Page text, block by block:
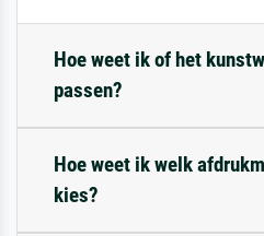
Hoe weet ik of het
passen?
Hoe weet ik welk
kies?